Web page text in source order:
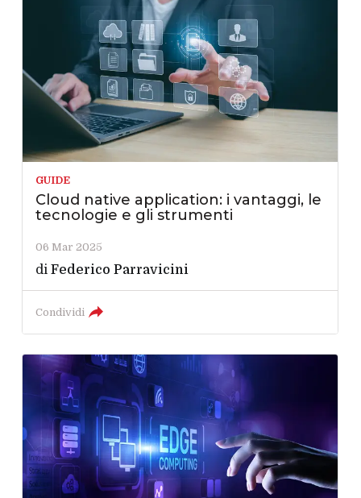
GUIDE
Cloud native application: i vantaggi, le
tecnologie e gli strumenti
06 Mar 2025
diFederico Parravicini
Condividi